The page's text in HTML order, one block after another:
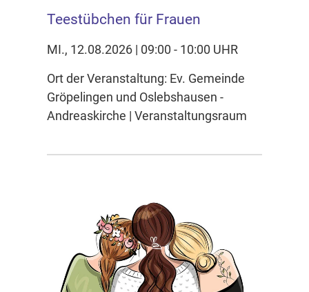
Teestübchen für Frauen
MI., 12.08.2026 | 09:00 - 10:00 UHR
Ort der Veranstaltung: Ev. Gemeinde
Gröpelingen und Oslebshausen -
Andreaskirche | Veranstaltungsraum